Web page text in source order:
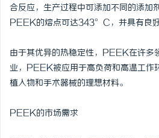
合反应，生产过程中可添加不同的添
PEEK的熔点可达343°C，并具有良
由于其优异的热稳定性，PEEK在许多
业，PEEK被应用于高负荷和高温工作
植入物和手术器械的理想材料。
PEEK的市场需求